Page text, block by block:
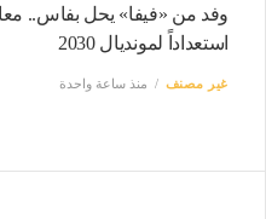
وفد من «فيفا» يحل بفاس..
استعداداً لمونديال 2030
غير مصنف منذ ساعة واحدة